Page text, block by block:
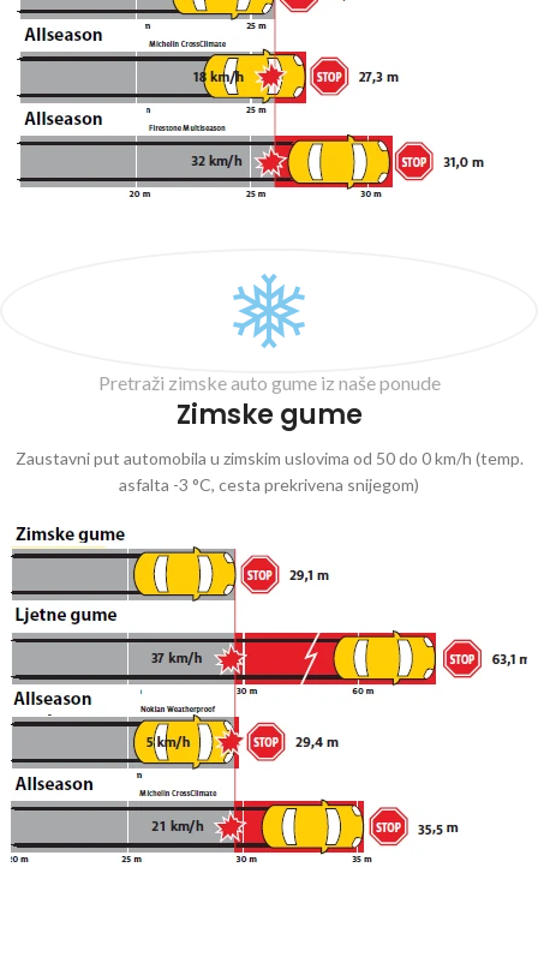
Pretraži zimske auto gume iz naše ponude
Zimske gume
Zaustavni put automobila u zimskim uslovima od 50 do 0 km/h (temp.
asfalta -3 °C, cesta prekrivena snijegom)